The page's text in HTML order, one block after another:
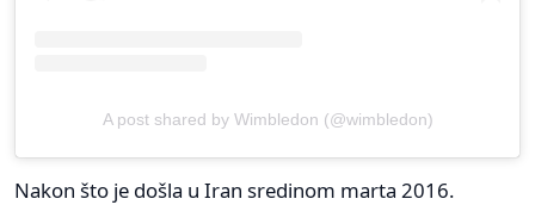
A post shared by Wimbledon (@wimbledon)
Nakon što je došla u Iran sredinom marta 2016.